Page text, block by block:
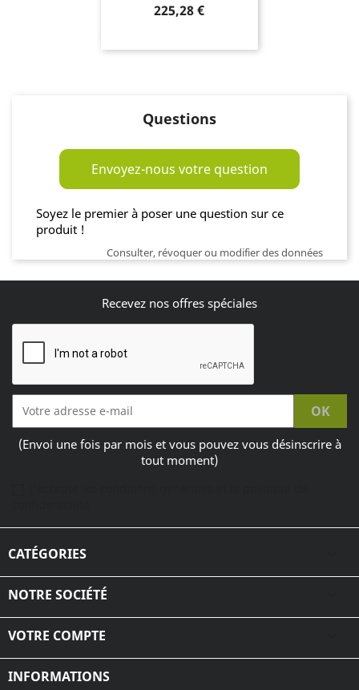
Prix
225,28 €
Questions
Envoyez-nous votre question
Soyez le premier à poser une question sur ce
produit !
Consulter, révoquer ou modifier des données
Recevez nos offres spéciales
(Envoi une fois par mois et vous pouvez vous désinscrire à
tout moment)
CATÉGORIES
NOTRE SOCIÉTÉ
VOTRE COMPTE
INFORMATIONS